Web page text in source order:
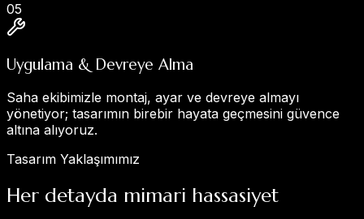
05
Uygulama & Devreye Alma
Saha ekibimizle montaj, ayar ve devreye almayı
yönetiyor; tasarımın birebir hayata geçmesini güvence
altına alıyoruz.
Tasarım Yaklaşımımız
Her detayda mimari hassasiyet